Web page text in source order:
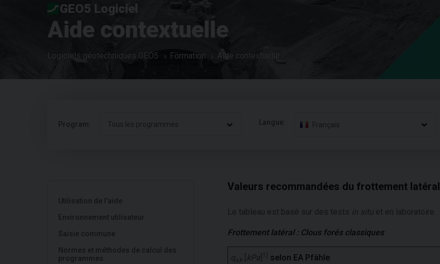
GEO5 Logiciel
Aide contextuelle
Logiciels géotechniques GEO5 Formation Aide contextuelle
Program: Tous les programmes Langue: Français
Utilisation de l'aide
Environnement utilisateur
Saisie commune
Normes et méthodes de calcul des
programmes
Valeurs recommandées du frottement latéral
Le tableau est basé sur des tests in situ et en laboratoire.
Frottement latéral : Clous forés classiques
qs,k kPa selon EA Pfähle